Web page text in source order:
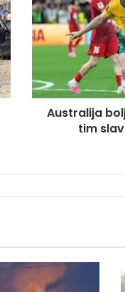
s
t
r
i
j
j
u
r
s
Australija
tim